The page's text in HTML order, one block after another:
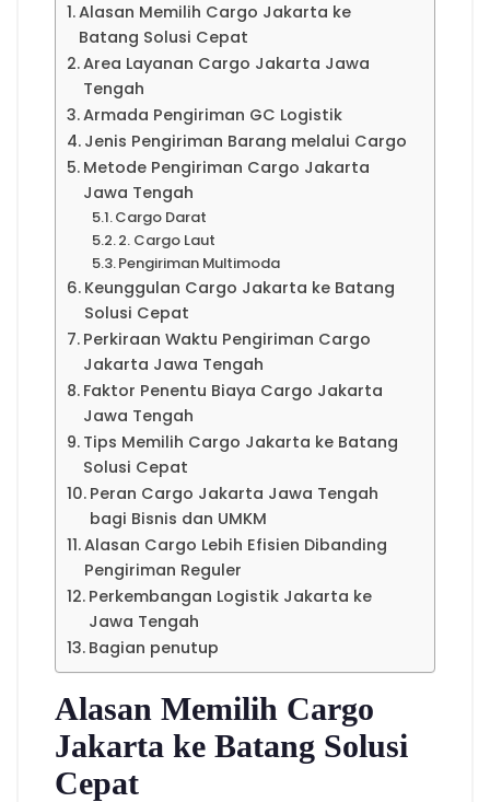
Alasan Memilih Cargo Jakarta ke
Batang Solusi Cepat
Area Layanan Cargo Jakarta Jawa
Tengah
Armada Pengiriman GC Logistik
Jenis Pengiriman Barang melalui Cargo
Metode Pengiriman Cargo Jakarta
Jawa Tengah
Cargo Darat
2. Cargo Laut
Pengiriman Multimoda
Keunggulan Cargo Jakarta ke Batang
Solusi Cepat
Perkiraan Waktu Pengiriman Cargo
Jakarta Jawa Tengah
Faktor Penentu Biaya Cargo Jakarta
Jawa Tengah
Tips Memilih Cargo Jakarta ke Batang
Solusi Cepat
Peran Cargo Jakarta Jawa Tengah
bagi Bisnis dan UMKM
Alasan Cargo Lebih Efisien Dibanding
Pengiriman Reguler
Perkembangan Logistik Jakarta ke
Jawa Tengah
Bagian penutup
Alasan Memilih Cargo
Jakarta ke Batang Solusi
Cepat